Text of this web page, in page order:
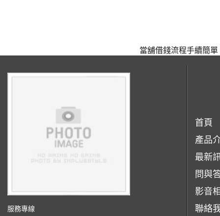
當舖借錢流程手續簡單
服務專線
首頁
產品
最新
問與
影音
聯絡